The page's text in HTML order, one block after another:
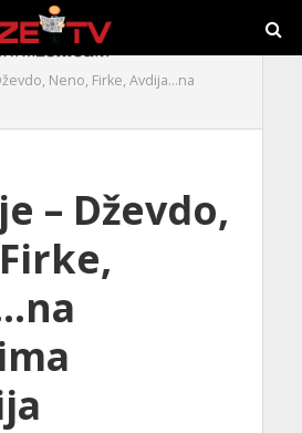
Neno, Firke, Avdija…na
– Dževdo,